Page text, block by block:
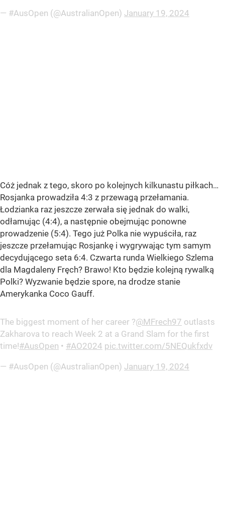
— #AusOpen (@AustralianOpen) January 19, 2024
Cóż jednak z tego, skoro po kolejnych kilkunastu piłkach…
Rosjanka prowadziła 4:3 z przewagą przełamania.
Łodzianka raz jeszcze zerwała się jednak do walki,
odłamując (4:4), a następnie obejmując ponowne
prowadzenie (5:4). Tego już Polka nie wypuściła, raz
jeszcze przełamując Rosjankę i wygrywając tym samym
decydującego seta 6:4. Czwarta runda Wielkiego Szlema
dla Magdaleny Fręch? Brawo! Kto będzie kolejną rywalką
Polki? Wyzwanie będzie spore, na drodze stanie
Amerykanka Coco Gauff.
The biggest moment of her career ?@MFrech97 outlasts
Zakharova to reach Week 2 at a Grand Slam for the first
time!#AusOpen • #AO2024 pic.twitter.com/5NEQukfxdv
— #AusOpen (@AustralianOpen) January 19, 2024